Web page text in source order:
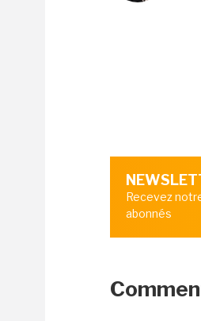
Recevez
abonnés